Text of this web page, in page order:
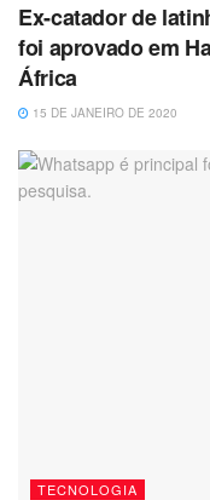
Ex-catador de
foi aprovado em
África
15 DE JANEIRO DE 2020
TECNOLOGIA